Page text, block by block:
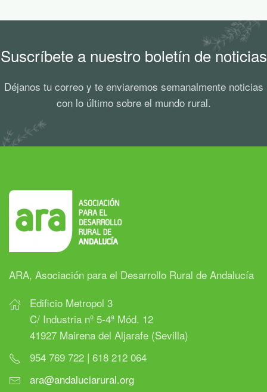
Suscríbete a nuestro boletín de noticias
Déjanos tu correo y te enviaremos semanalmente noticias
con lo último sobre el mundo rural.
ARA, Asociación para el Desarrollo Rural de Andalucía
Edificio Metropol 3
C/ Industria nº 5-4ª Mód. 12
41927 Mairena del Aljarafe (Sevilla)
954 769 722 | 618 212 064
ara@andaluciarural.org